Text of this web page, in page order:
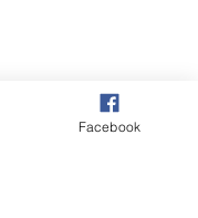
Facebook